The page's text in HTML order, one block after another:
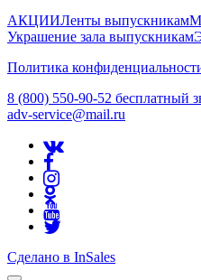
АКЦИИЛенты выпускникам
Украшение зала выпускникам
Политика
8 (800) 550-90-52 бесплатный
adv-service@mail.ru
Сделано в InSales